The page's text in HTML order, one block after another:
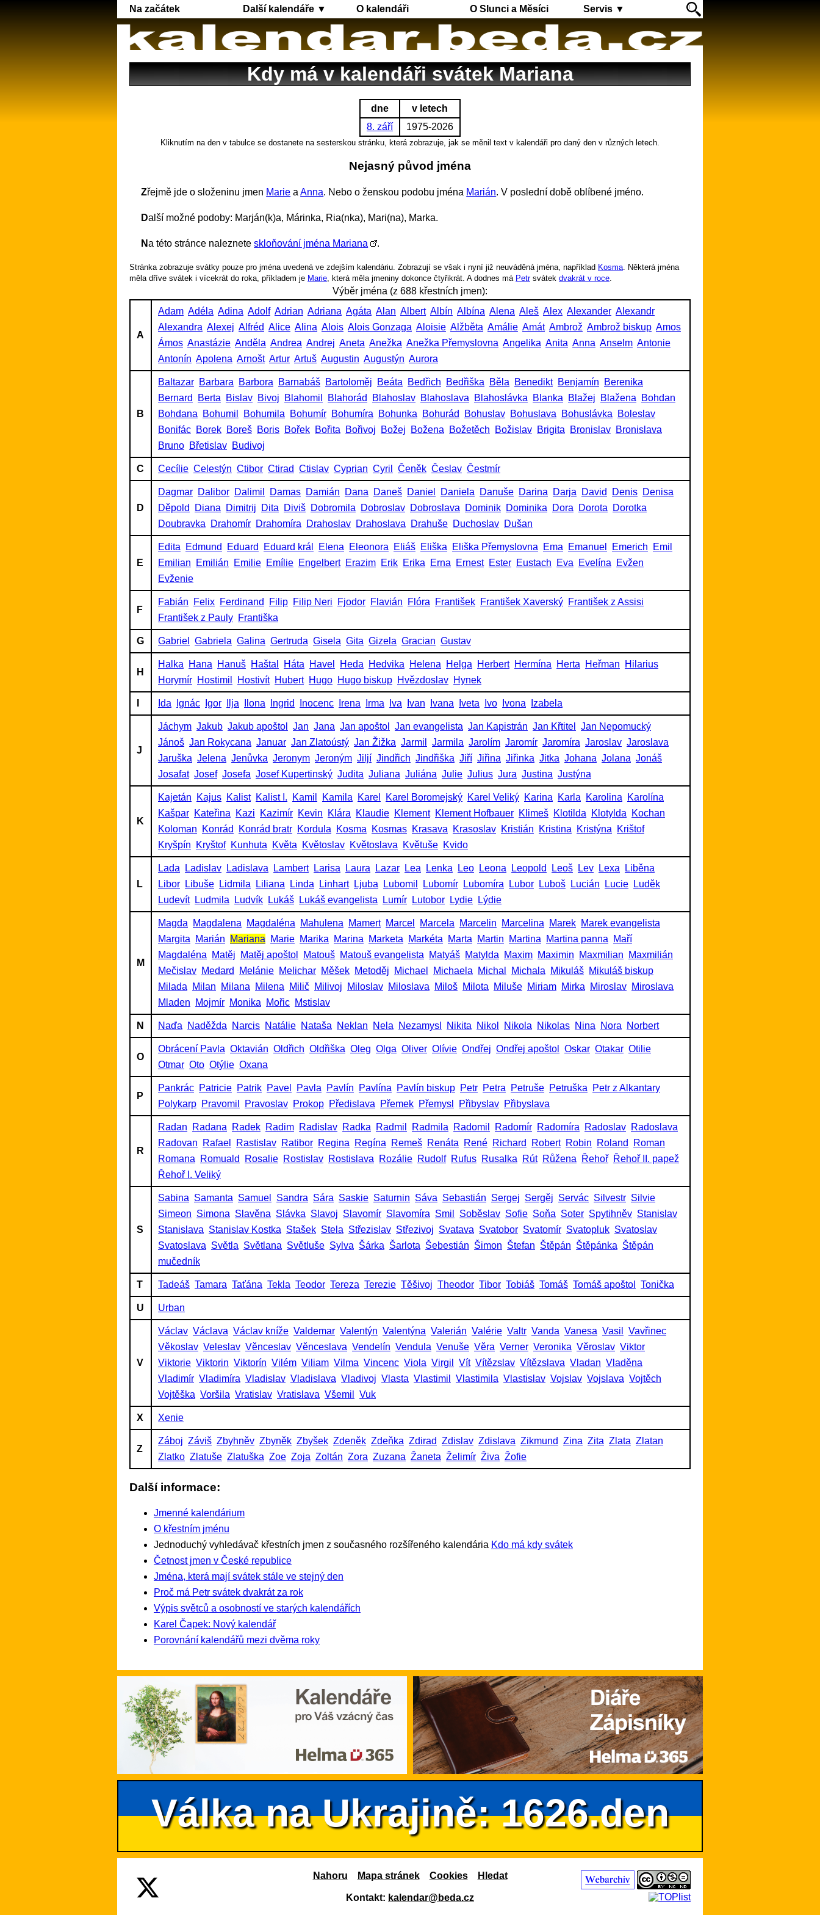
Na začátek Další kalendáře ▼ O kalendáři O Slunci a Měsíci Servis ▼
Kdy má v kalendáři svátek Mariana
dne
v letech
8. září
1975-2026
Kliknutím na den v tabulce se dostanete na sesterskou stránku, která zobrazuje, jak se měnil text v kalendáři pro daný den v různých letech.
Nejasný původ jména
Zřejmě jde o složeninu jmen Marie aAnna. Nebo o ženskou podobu jména Marián. V poslední době oblíbené jméno.
Další možné podoby: Marján(k)a, Márinka, Ria(nka), Mari(na), Marka.
Na této stránce nalezneteskloňování jména Mariana .
Stránka zobrazuje svátky pouze pro jména uvedená ve zdejším kalendáriu. Zobrazují se však i nyní již neuváděná jména, například Kosma . Některá jména
měla dříve svátek i vícekrát do roka, příkladem je Marie , která měla jmeniny dokonce čtyřikrát. A dodnes má Petrsvátek dvakrát v roce
Výběr jména (z 688 křestních jmen):
A
Adam Adéla Adina Adolf Adrian Adriana Agáta Alan Albert Albín Albína Alena Aleš Alex Alexander Alexandr
Alexandra Alexej Alfréd Alice Alina Alois Alois Gonzaga Aloisie Alžběta Amálie Amát Ambrož Ambrož biskup Amos
Ámos Anastázie Anděla Andrea Andrej Aneta Anežka Anežka Přemyslovna Angelika Anita Anna Anselm Antonie
Antonín Apolena Arnošt Artur Artuš Augustin Augustýn Aurora
B
Baltazar Barbara Barbora Barnabáš Bartoloměj Beáta Bedřich Bedřiška Běla Benedikt Benjamín
Berenika
Bernard
Berta Bislav Bivoj Blahomil Blahorád Blahoslav Blahoslava Blahoslávka Blanka Blažej Blažena
Bohdan
Bohdana
Bohumil Bohumila Bohumír Bohumíra Bohunka Bohurád Bohuslav Bohuslava Bohuslávka
Boleslav
Bonifác Borek Boreš Boris Bořek Bořita Bořivoj Božej Božena Božetěch Božislav Brigita Bronislav Bronislava
Bruno Břetislav Budivoj
C Cecílie Celestýn Ctibor Ctirad Ctislav Cyprian Cyril Čeněk Česlav Čestmír
D
Dagmar Dalibor Dalimil Damas Damián Dana Daneš Daniel Daniela Danuše Darina Darja David Denis Denisa
Děpold
Diana Dimitrij Dita Diviš Dobromila Dobroslav Dobroslava Dominik Dominika Dora Dorota
Dorotka
Doubravka
Drahomír Drahomíra Drahoslav Drahoslava Drahuše Duchoslav Dušan
E
Edita Edmund Eduard Eduard král Elena Eleonora Eliáš Eliška Eliška Přemyslovna Ema Emanuel Emerich
Emil
Emilian
Emilián Emilie Emílie Engelbert Erazim Erik Erika Erna Ernest Ester Eustach Eva Evelína
Evžen
Evženie
F
Fabián Felix Ferdinand Filip Filip Neri Fjodor Flavián Flóra František František Xaverský František z Assisi
František z Pauly Františka
G Gabriel Gabriela Galina Gertruda Gisela Gita Gizela Gracian Gustav
H
Halka Hana Hanuš Haštal Háta Havel Heda Hedvika Helena Helga Herbert Hermína Herta Heřman
Hilarius
Horymír Hostimil Hostivít Hubert Hugo Hugo biskup Hvězdoslav Hynek
Ida Ignác Igor Ilja Ilona Ingrid Inocenc Irena Irma Iva Ivan Ivana Iveta Ivo Ivona Izabela
J
Jáchym Jakub Jakub apoštol Jan Jana Jan apoštol Jan evangelista Jan Kapistrán Jan Křtitel
Jan Nepomucký
Jánoš Jan Rokycana Januar Jan Zlatoústý Jan Žižka Jarmil Jarmila Jarolím Jaromír Jaromíra Jaroslav Jaroslava
Jaruška Jelena Jenůvka Jeronym Jeroným Jiljí Jindřich Jindřiška Jiří Jiřina Jiřinka Jitka Johana Jolana Jonáš
Josafat Josef Josefa Josef Kupertinský Judita Juliana Juliána Julie Julius Jura Justina Justýna
K
Kajetán Kajus Kalist Kalist I. Kamil Kamila Karel Karel Boromejský Karel Veliký Karina Karla Karolina
Karolína
Kašpar Kateřina Kazi Kazimír Kevin Klára Klaudie Klement Klement Hofbauer Klimeš Klotilda Klotylda
Kochan
Koloman
Konrád Konrád bratr Kordula Kosma Kosmas Krasava Krasoslav Kristián Kristina Kristýna
Krištof
Kryšpín
Kryštof Kunhuta Květa Květoslav Květoslava Květuše Kvido
L
Lada Ladislav Ladislava Lambert Larisa Laura Lazar Lea Lenka Leo Leona Leopold Leoš Lev Lexa
Liběna
Libor
Libuše Lidmila Liliana Linda Linhart Ljuba Lubomil Lubomír Lubomíra Lubor Luboš Lucián Lucie
Luděk
Ludevít
Ludmila Ludvík Lukáš Lukáš evangelista Lumír Lutobor Lydie Lýdie
M
Magda Magdalena Magdaléna Mahulena Mamert Marcel Marcela Marcelin Marcelina Marek Marek evangelista
Margita
Marián Mariana Marie Marika Marina Marketa Markéta Marta Martin Martina Martina panna
Maří
Magdaléna
Matěj Matěj apoštol Matouš Matouš evangelista Matyáš Matylda Maxim Maximin Maxmilian
Maxmilián
Mečislav Medard Melánie Melichar Měšek Metoděj Michael Michaela Michal Michala Mikuláš Mikuláš biskup
Milada
Milan Milana Milena Milič Milivoj Miloslav Miloslava Miloš Milota Miluše Miriam Mirka Miroslav Miroslava
Mladen
Mojmír Monika Mořic Mstislav
N Naďa Naděžda Narcis Natálie Nataša Neklan Nela Nezamysl Nikita Nikol Nikola Nikolas Nina Nora Norbert
O
Obrácení Pavla Oktavián Oldřich Oldřiška Oleg Olga Oliver Olívie Ondřej Ondřej apoštol Oskar Otakar Otilie
Otmar Oto Otýlie Oxana
P
Pankrác Patricie Patrik Pavel Pavla Pavlín Pavlína Pavlín biskup Petr Petra Petruše Petruška
Petr z Alkantary
Polykarp Pravomil Pravoslav Prokop Předislava Přemek Přemysl Přibyslav Přibyslava
R
Radan Radana Radek Radim Radislav Radka Radmil Radmila Radomil Radomír Radomíra Radoslav Radoslava
Radovan
Rafael Rastislav Ratibor Regina Regína Remeš Renáta René Richard Robert Robin Roland
Roman
Romana
Romuald Rosalie Rostislav Rostislava Rozálie Rudolf Rufus Rusalka Rút Růžena Řehoř Řehoř II. papež
Řehoř I. Veliký
S
Sabina Samanta Samuel Sandra Sára Saskie Saturnin Sáva Sebastián Sergej Sergěj Servác Silvestr Silvie
Simeon Simona Slavěna Slávka Slavoj Slavomír Slavomíra Smil Soběslav Sofie Soňa Soter Spytihněv Stanislav
Stanislava Stanislav Kostka Stašek Stela Střezislav Střezivoj Svatava Svatobor Svatomír Svatopluk Svatoslav
Svatoslava Světla Světlana Světluše Sylva Šárka Šarlota Šebestián Šimon Štefan Štěpán Štěpánka Štěpán
mučedník
T Tadeáš Tamara Taťána Tekla Teodor Tereza Terezie Těšivoj Theodor Tibor Tobiáš Tomáš Tomáš apoštol Tonička
U Urban
V
Václav Václava Václav kníže Valdemar Valentýn Valentýna Valerián Valérie Valtr Vanda Vanesa Vasil
Vavřinec
Věkoslav Veleslav Věnceslav Věnceslava Vendelín Vendula Venuše Věra Verner Veronika Věroslav Viktor
Viktorie Viktorin Viktorín Vilém Viliam Vilma Vincenc Viola Virgil Vít Vítězslav Vítězslava Vladan Vladěna
Vladimír Vladimíra Vladislav Vladislava Vladivoj Vlasta Vlastimil Vlastimila Vlastislav Vojslav Vojslava Vojtěch
Vojtěška Voršila Vratislav Vratislava Všemil Vuk
X Xenie
Z
Záboj Záviš Zbyhněv Zbyněk Zbyšek Zdeněk Zdeňka Zdirad Zdislav Zdislava Zikmund Zina Zita Zlata Zlatan
Zlatko Zlatuše Zlatuška Zoe Zoja Zoltán Zora Zuzana Žaneta Želimír Živa Žofie
Další informace:
Jmenné kalendárium
O křestním jménu
Jednoduchý vyhledávač křestních jmen z současného rozšířeného kalendária Kdo má kdy svátek
Četnost jmen v České republice
Jména, která mají svátek stále ve stejný den
Proč má Petr svátek dvakrát za rok
Výpis světců a osobností ve starých kalendářích
Karel Čapek: Nový kalendář
Porovnání kalendářů mezi dvěma roky
Válka na Ukrajině: 1626.den
Nahoru Mapa stránek Cookies Hledat
Kontakt: kalendar@beda.cz